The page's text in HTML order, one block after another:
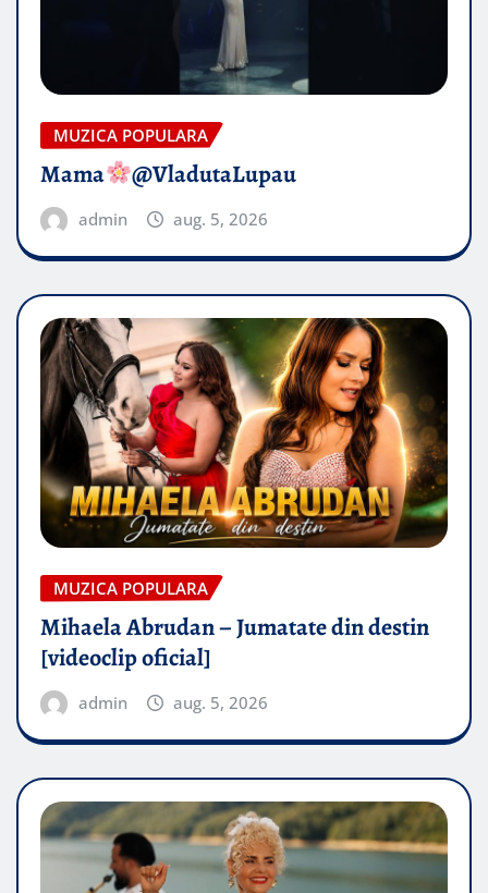
MUZICA POPULARA
Mama @VladutaLupau
admin aug. 5, 2026
MUZICA POPULARA
Mihaela Abrudan – Jumatate din destin
[videoclip oficial]
admin aug. 5, 2026